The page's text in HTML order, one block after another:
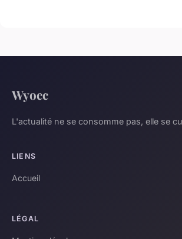
Wyoec
L'actualité ne se consomme pas, elle se
LIENS
Accueil
LÉGAL